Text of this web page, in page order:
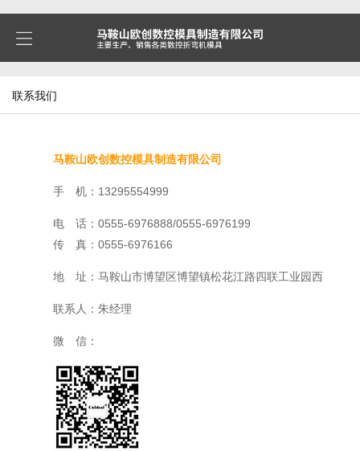
联系我们
马鞍山欧创数控模具制造有限公司
手 机：13295554999
电 话：0555-6976888/0555-6976199
传 真：0555-6976166
地 址：马鞍山市博望区博望镇松花江路四联工业园西
联系人：朱经理
微 信：